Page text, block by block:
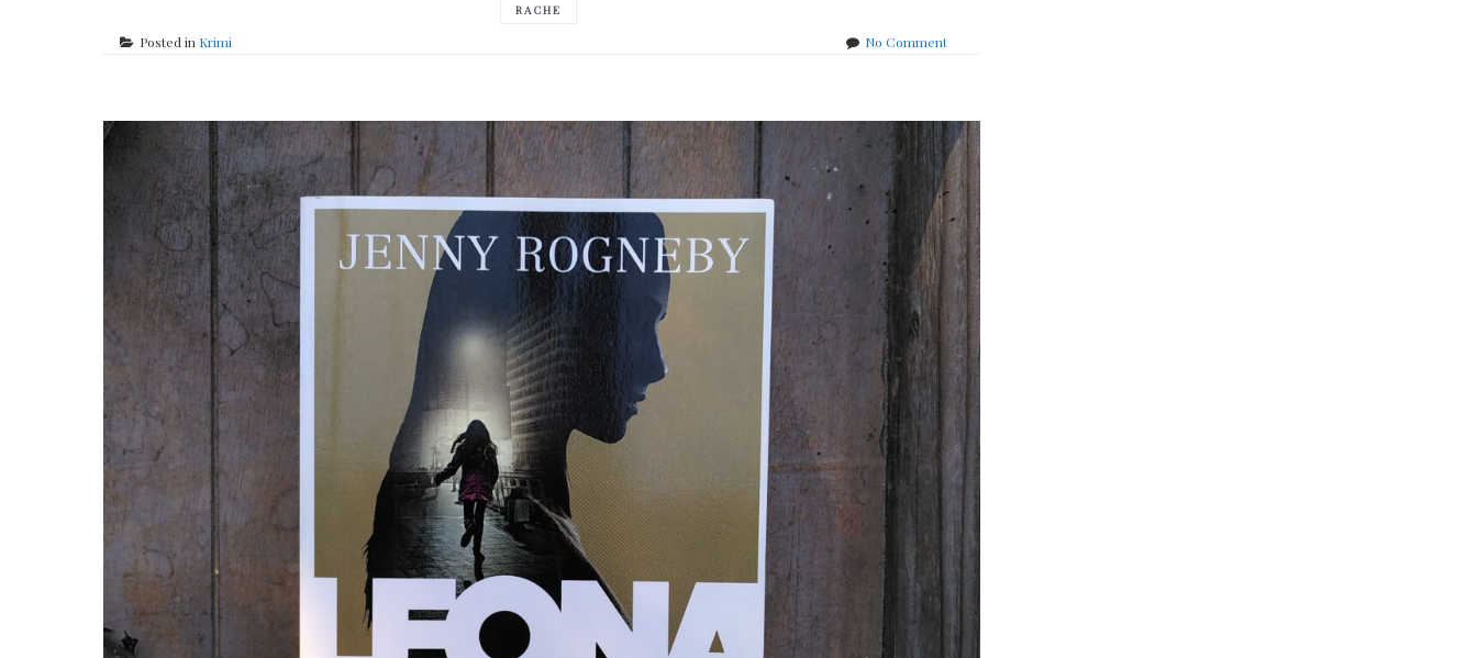
RACHE
Posted in Krimi No Commenton
Kalte
Fährte